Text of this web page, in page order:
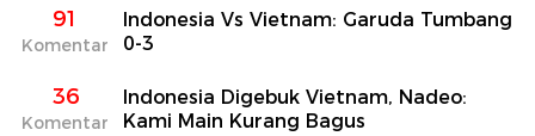
91
Komentar
Indonesia Vs Vietnam: Garuda Tumbang
0-3
36
Komentar
Indonesia Digebuk Vietnam, Nadeo:
Kami Main Kurang Bagus